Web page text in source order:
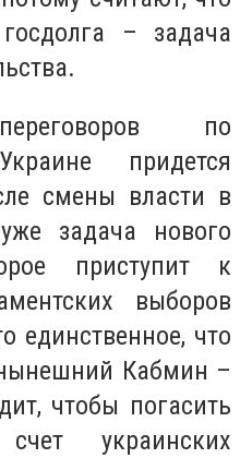
– задача
по
придется
смены власти в
задача нового
приступит к
выборов
единственное, что
Кабмин –
чтобы погасить
украинских